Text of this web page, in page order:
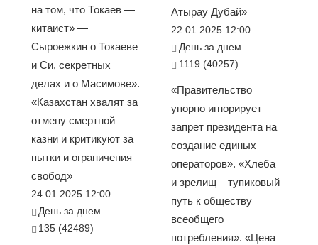
на том, что Токаев —
китаист» —
Сыроежкин о Токаеве
и Си, секретных
делах и о Масимове».
«Казахстан хвалят за
отмену смертной
казни и критикуют за
пытки и ограничения
свобод»
24.01.2025 12:00
День за днем
135 (42489)
Атырау Дубай»
22.01.2025 12:00
День за днем
1119 (40257)
«Правительство
упорно игнорирует
запрет президента на
создание единых
операторов». «Хлеба
и зрелищ – тупиковый
путь к обществу
всеобщего
потребления». «Цена